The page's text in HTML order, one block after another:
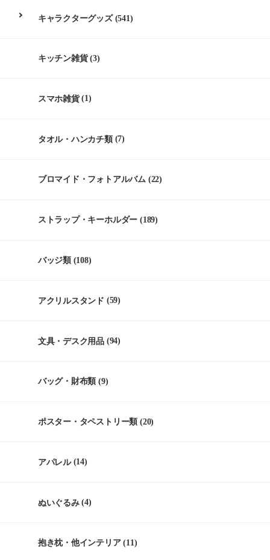
キャラクターグッズ(541)
キッチン雑貨(3)
スマホ雑貨(1)
タオル・ハンカチ類(7)
ブロマイド・フォトアルバム (22)
ストラップ・キーホルダー (189)
バッジ類(108)
アクリルスタンド (59)
文具・デスク用品 (94)
バッグ・財布類 (9)
ポスター・タペストリー類 (20)
アパレル(14)
ぬいぐるみ(4)
抱き枕・他インテリア(11)